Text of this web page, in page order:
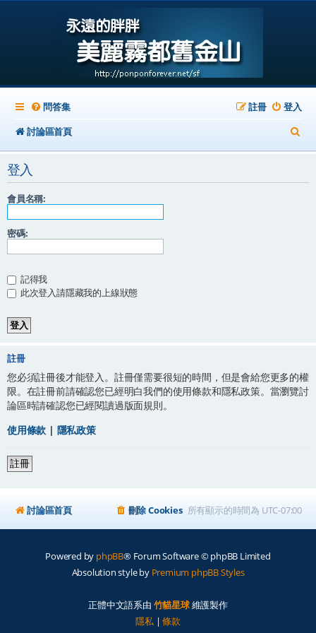
問答集 登入
註冊
討論區首頁
尋
登入
會員名稱:
密碼:
記得我
此次登入請隱藏我的上線狀態
註冊
您必須註冊後才能登入。註冊僅需要很短的時間，但是會給您更多的權
限。在註冊前請確認您已經明白我們的使用條款和隱私政策。當瀏覽討
論區時請確認您已經閱讀過版面規則。
使用條款 | 隱私政策
註冊
討論區首頁 所有顯示的時間為 UTC-07:00
刪除 Cookies
Powered by phpBB® Forum Software © phpBB Limited
Absolution style by Premium phpBB Styles
正體中文語系由 竹貓星球維護製作
隱私 |條款